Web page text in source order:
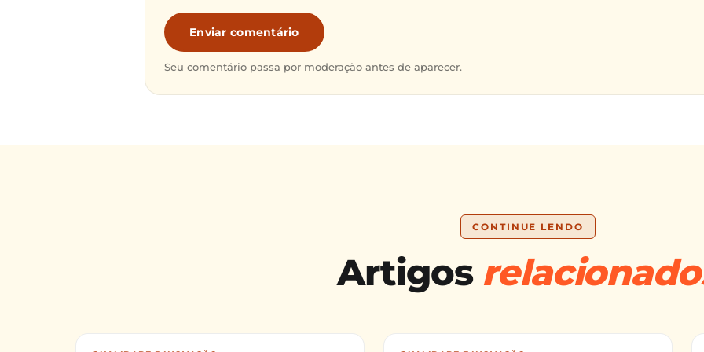
Enviar comentário
Seu comentário passa por moderação antes de aparecer.
CONTINUE LENDO
Artigos